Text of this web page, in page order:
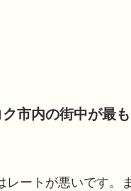
市内の街中が最
レートが悪いです。